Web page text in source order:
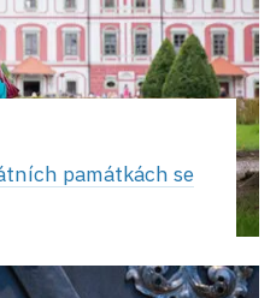
památkách se